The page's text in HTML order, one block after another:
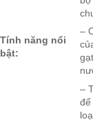
Tính năng nổi
bật:
–
–
để